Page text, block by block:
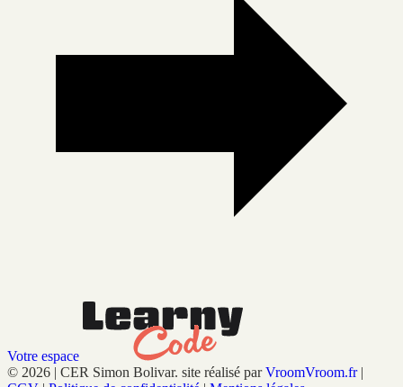
Votre espace
© 2026 | CER Simon Bolivar. site réalisé parVroomVroom.fr |